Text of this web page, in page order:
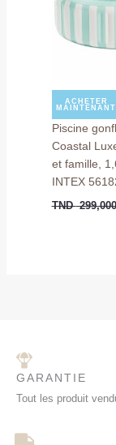
ACHETER
MAINTENANT
Piscine
Coastal
et famille,
INTEX
TND299,000
GARANTIE
Tout les produit